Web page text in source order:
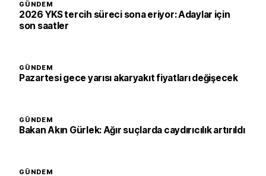
GÜNDEM
2026 YKS tercih süreci sona eriyor: Adaylar için
son saatler
GÜNDEM
Pazartesi gece yarısı akaryakıt fiyatları değişecek
GÜNDEM
Bakan Akın Gürlek: Ağır suçlarda caydırıcılık artırıldı
GÜNDEM